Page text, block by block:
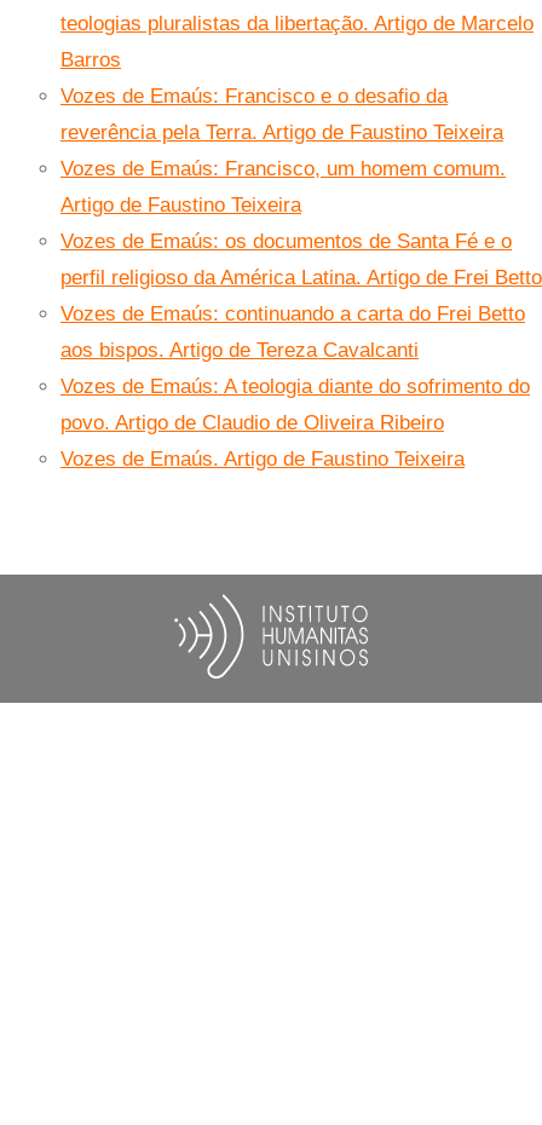
teologias pluralistas da libertação. Artigo de Marcelo
Barros
Vozes de Emaús: Francisco e o desafio da
reverência pela Terra. Artigo de Faustino Teixeira
Vozes de Emaús: Francisco, um homem comum.
Artigo de Faustino Teixeira
Vozes de Emaús: os documentos de Santa Fé e o
perfil religioso da América Latina. Artigo de Frei Betto
Vozes de Emaús: continuando a carta do Frei Betto
aos bispos. Artigo de Tereza Cavalcanti
Vozes de Emaús: A teologia diante do sofrimento do
povo. Artigo de Claudio de Oliveira Ribeiro
Vozes de Emaús. Artigo de Faustino Teixeira